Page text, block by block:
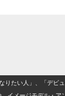
たい人」、「デビ